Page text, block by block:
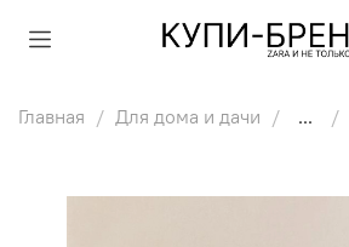
Главная Для дома и дачи ...